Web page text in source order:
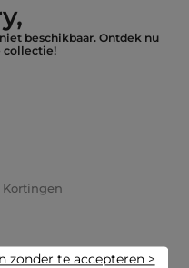
beschikbaar. Ontdek nu
collectie!
zonder te accepteren >